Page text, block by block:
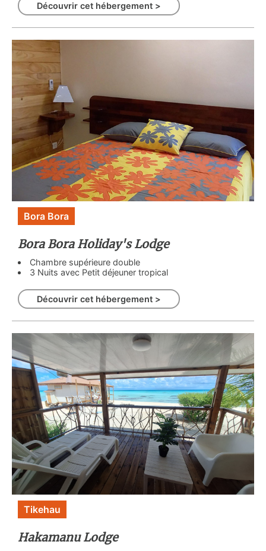
Découvrir cet hébergement >
Bora Bora
Bora Bora Holiday's Lodge
Chambre supérieure double
3 Nuits avec Petit déjeuner tropical
Découvrir cet hébergement >
Tikehau
Hakamanu Lodge